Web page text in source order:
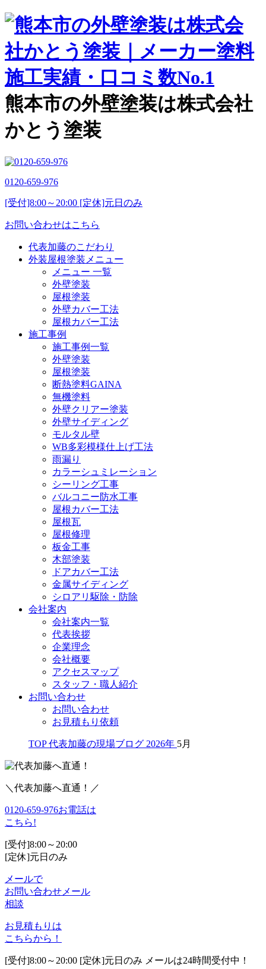
熊本市の外壁塗装は株式会社
かとう塗装
0120-659-976
[受付]8:00～20:00 [定休]元日のみ
お問い合わせはこちら
代表加藤のこだわり
外装屋根塗装メニュー
メニュー 一覧
外壁塗装
屋根塗装
外壁カバー工法
屋根カバー工法
施工事例
施工事例一覧
外壁塗装
屋根塗装
断熱塗料GAINA
無機塗料
外壁クリアー塗装
外壁サイディング
モルタル壁
WB多彩模様仕上げ工法
雨漏り
カラーシュミレーション
シーリング工事
バルコニー防水工事
屋根カバー工法
屋根瓦
屋根修理
板金工事
木部塗装
ドアカバー工法
金属サイディング
シロアリ駆除・防除
会社案内
会社案内一覧
代表挨拶
企業理念
会社概要
アクセスマップ
スタッフ・職人紹介
お問い合わせ
お問い合わせ
お見積もり依頼
TOP 代表加藤の現場ブログ 2026年 5月
＼代表加藤へ直通！／
0120-659-976お電話は
こちら!
[受付]8:00～20:00
[定休]元日のみ
メールで
お問い合わせ メール
相談
お見積もりは
こちらから！
[受付]8:00～20:00 [定休]元日のみ メールは24時間受付中！